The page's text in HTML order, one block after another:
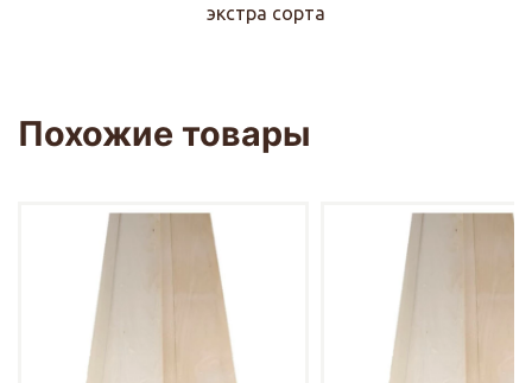
экстра сорта
Похожие товары